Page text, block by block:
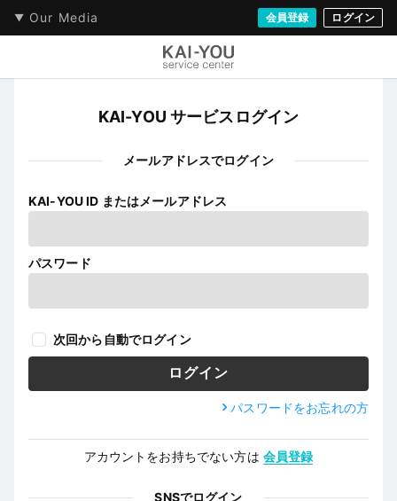
Our Media 会員登録 ログイン
KAI-YOU サービスログイン
メールアドレスでログイン
KAI-YOU ID またはメールアドレス
パスワード
次回から自動でログイン
パスワードをお忘れの方
アカウントをお持ちでない方は 会員登録
SNSでログイン